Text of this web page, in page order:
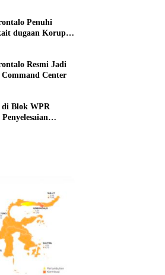
Penuhi
dugaan Korupsi
Resmi Jadi
Center
di Blok WPR